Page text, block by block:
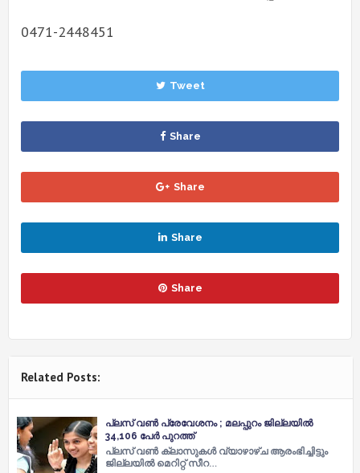
0471-2448451
Tweet
Share
Share
Share
Share
Related Posts:
പ്ലസ് വണ്‍ പ്രേവേശനം ; മലപ്പുറം ജില്ലയില്‍
34,106 പേര്‍ പുറത്ത്
പ്ലസ് വണ്‍ ക്ലാസുകള്‍ വ്യാഴാഴ്ച ആരംഭിച്ചിട്ടും
ജില്ലയില്‍ മെറിറ്റ് സീറ…